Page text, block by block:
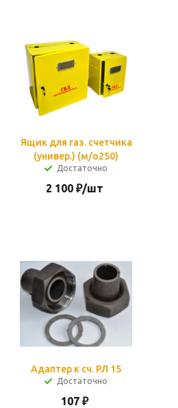
Ящик для газ. счетчика
(универ.) (м/о250)
Достаточно
2 100 ₽/шт
Адаптер к сч. РЛ 15
Достаточно
107 ₽